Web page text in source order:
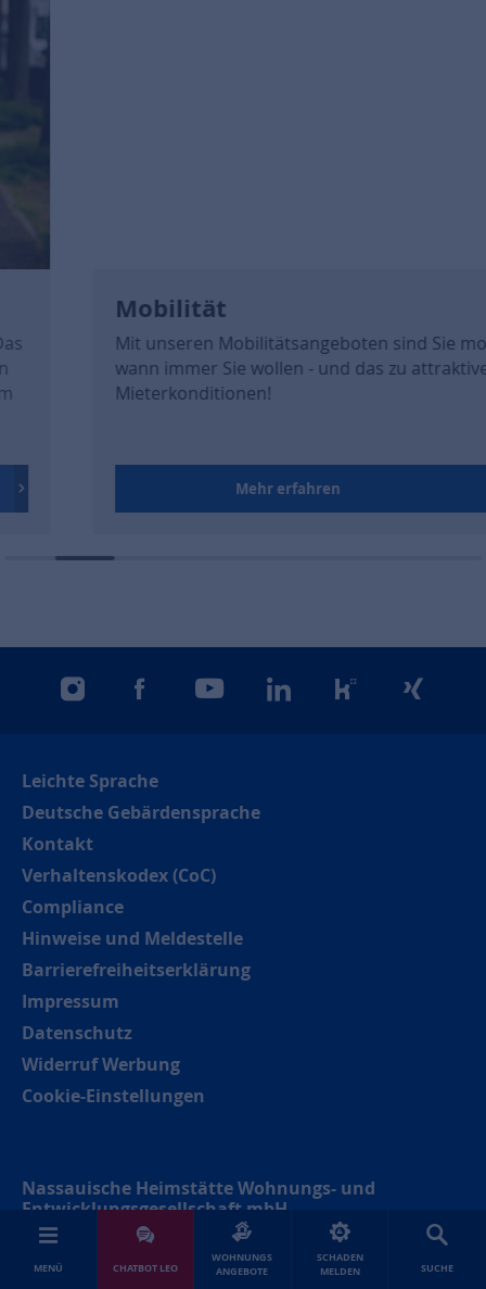
MENÜ CHATBOT LEO
WOHNUNGS
ANGEBOTE
SCHADEN
MELDEN
SUCHE
Mobilität
Mit unseren Mobilitätsangeboten sind Sie mobil,
wann immer Sie wollen - und das zu attraktiven
Mieterkonditionen!
Mehr erfahren
instagramfacebookyoutubelinkedinkununuxing
Leichte Sprache
Deutsche Gebärdensprache
Kontakt
Verhaltenskodex (CoC)
Compliance
Hinweise und Meldestelle
Barrierefreiheitserklärung
Impressum
Datenschutz
Widerruf Werbung
Cookie-Einstellungen
Nassauische Heimstätte Wohnungs- und
Entwicklungsgesellschaft mbH
60596 Frankfurt am Main